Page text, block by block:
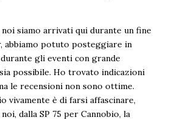
siamo arrivati qui durante un fine
abbiamo potuto posteggiare in
gli eventi con grande
possibile. Ho trovato indicazioni
le recensioni non sono ottime.
vivamente è di farsi affascinare,
dalla SP 75 per Cannobio, la